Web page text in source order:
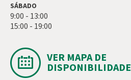
SÁBADO
9:00 - 13:00
15:00 - 19:00
VER MAPA DE
DISPONIBILIDADE